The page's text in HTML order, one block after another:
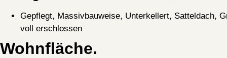
Gepflegt, Massivbauweise, Unterkellert, Satteldach,
voll erschlossen
Wohnfläche.